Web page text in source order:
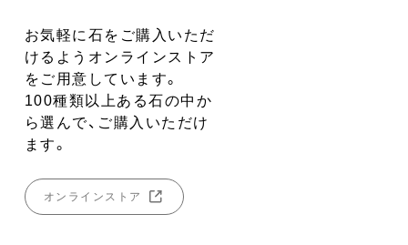
お気軽に石をご購入いただ
けるようオンラインストア
をご用意しています。
100種類以上ある石の中か
ら選んで、ご購入いただけ
ます。
オンラインストア